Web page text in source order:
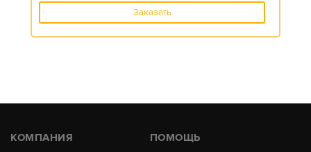
Заказать
КОМПАНИЯ ПОМОЩЬ